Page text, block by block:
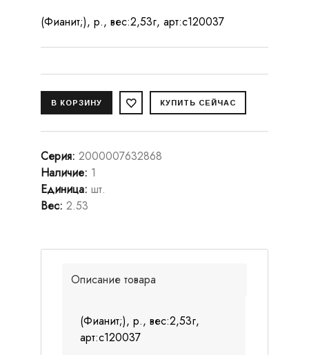
(Фианит;), р., вес:2,53г, арт:с120037
Серия: 2000007632868
Наличие: 1
Единица: шт.
Вес: 2.53
Описание товара
(Фианит;), р., вес:2,53г,
арт:с120037